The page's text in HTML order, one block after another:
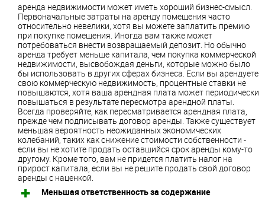
аренда недвижимости может иметь хороший бизнес-смысл.
Первоначальные затраты на аренду помещения часто
относительно невелики, хотя вы можете заплатить премию
при покупке помещения. Иногда вам также может
потребоваться внести возвращаемый депозит. Но обычно
аренда требует меньше капитала, чем покупка коммерческой
недвижимости, высвобождая деньги, которые можно было
бы использовать в других сферах бизнеса. Если вы арендуете
свою коммерческую недвижимость, процентные ставки не
повышаются, хотя ваша арендная плата может периодически
повышаться в результате пересмотра арендной платы.
Всегда проверяйте, как пересматривается арендная плата,
прежде чем подписывать договор аренды. Также существует
меньшая вероятность неожиданных экономических
колебаний, таких как снижение стоимости собственности -
если вы не хотите продать оставшийся срок аренды кому-то
другому. Кроме того, вам не придется платить налог на
прирост капитала, если вы не решите продать свой договор
аренды с наценкой.
Меньшая ответственность за содержание